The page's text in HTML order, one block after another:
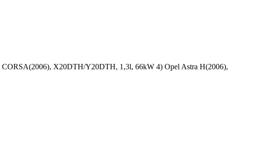
X20DTH/Y20DTH, 1,3l, 66kW 4) Opel Astra H(2006),